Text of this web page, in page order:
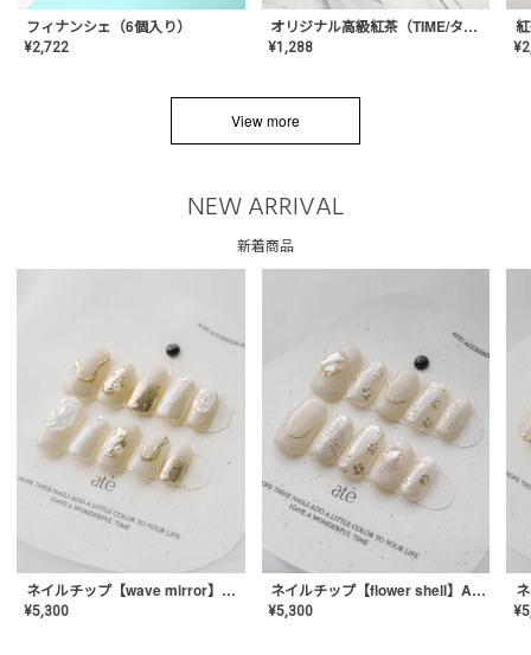
フィナンシェ（6個入り）
¥2,722
オリジナル高級紅茶（TIME/タイム）【ギフト/プチギフト/プレゼント/内祝い/結婚式/オリジナル配合/高品質/ハーブティー/茶葉/記念日/お返し/手土産/美容/おしゃれ】
¥1,288 ¥
View more
NEW ARRIVAL
新着商品
ネイルチップ【wave mirror】AE-CONA-04
¥5,300
ネイルチップ【flower shell】AE-CONA-03
¥5,300 ¥